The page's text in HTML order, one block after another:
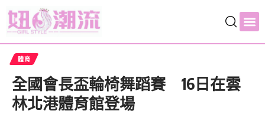
體育
全國會長盃輪椅舞蹈賽 16日在雲
林北港體育館登場